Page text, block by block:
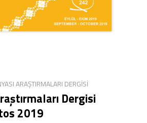
ARAŞTIRMALARI DERGISI
Dergisi
2019